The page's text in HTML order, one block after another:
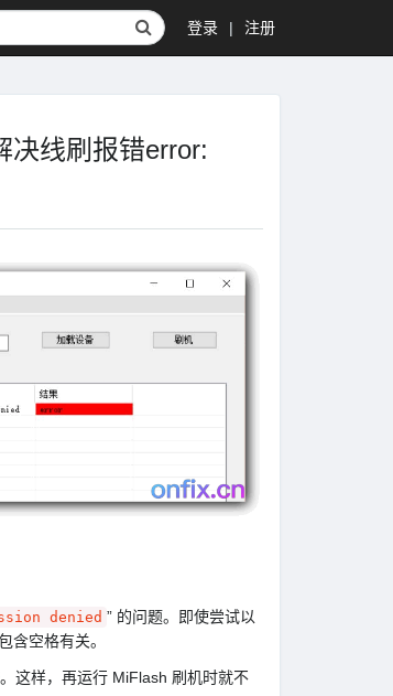
登录 | 注册
决线刷报错error:
denied ” 的问题。即使尝试以
含空格有关。
这样，再运行 MiFlash 刷机时就不